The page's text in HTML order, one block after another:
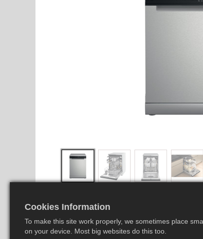
Cookies Information
To make this site work properly, we sometimes place
on your device. Most big websites do this too.